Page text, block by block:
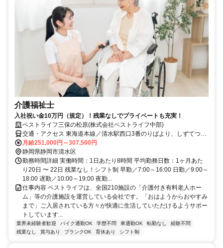
介護福祉士
入社祝い金10万円（規定）！残業なしでプライベートも充実！
ベストライフ三保の松原(株式会社ベストライフ中部)
交通・アクセス 東海道本線／清水駅西口3番のりばより、しずてつジ
ャストライン／三保本町下車徒歩8分
月給251,000円～307,500円
静岡県静岡市清水区
勤務時間詳細 実働時間：1日あたり8時間 平均勤務日数：1ヶ月あた
り20日 〜 22日 残業なし！シフト制 早勤／7:00～16:00 日勤／9:00～
18:00 遅勤／10:00～19:00 夜勤...
仕事内容 ベストライフは、全国210施設の「介護付き有料老人ホー
ム」等の介護施設を運営している会社です。「おはようからおやすみ
まで」ご入居されている方々が快適に生活していただけるようサポー
トしています...
業界未経験者歓迎 バイク通勤OK 学歴不問 車通勤OK 転勤なし
経験不問
残業なし
賞与あり ブランクOK 育休あり シフト制